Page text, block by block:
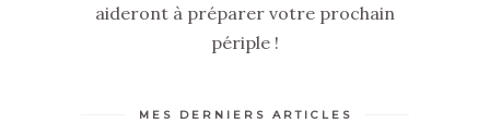
aideront à préparer votre prochain
périple !
MES DERNIERS ARTICLES